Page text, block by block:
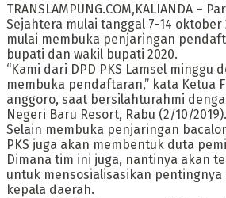
TRANSLAMPUNG.COM,KALIANDA –
Sejahtera mulai tanggal 7-14 oktober
mulai membuka penjaringan
bupati dan wakil bupati 2020.
“Kami dari DPD PKS Lamsel minggu
membuka pendaftaran,” kata Ketua
anggoro, saat bersilahturahmi
Negeri Baru Resort, Rabu (2/10/2019).
Selain membuka penjaringan
PKS juga akan membentuk duta
Dimana tim ini juga, nantinya akan
untuk mensosialisasikan pentingnya
kepala daerah.